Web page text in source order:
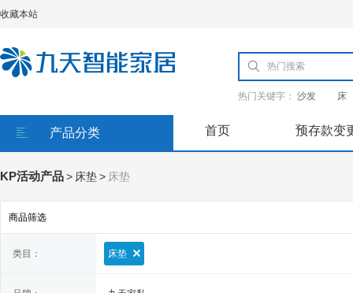
收藏本站
热门关键字： 沙发 床
产品分类 首页 预存款变
KP活动产品> 床垫> 床垫
商品筛选
类目： 床垫